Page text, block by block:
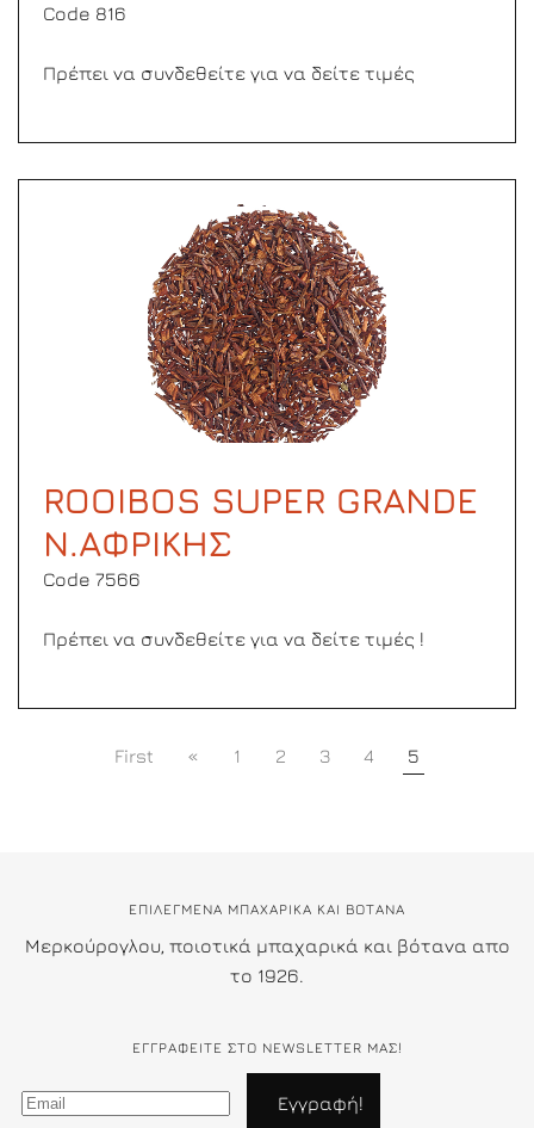
Code 816
Πρέπει να συνδεθείτε για να δείτε τιμές
ROOIBOS SUPER GRANDE
N.ΑΦΡΙΚΗΣ
Code 7566
Πρέπει να συνδεθείτε για να δείτε τιμές !
First « 1 2 3 4 5
ΕΠΙΛΕΓΜΕΝΑ ΜΠΑΧΑΡΙΚΑ ΚΑΙ ΒΟΤΑΝΑ
Μερκούρογλου, ποιοτικά μπαχαρικά και βότανα απο
το 1926.
ΕΓΓΡΑΦΕΊΤΕ ΣΤΟ NEWSLETTER ΜΑΣ!